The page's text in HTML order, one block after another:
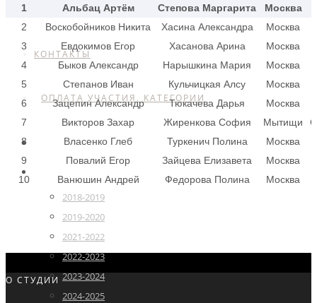
РАСПИСАНИЕ
КОНТАКТЫ
ОПЛАТА УЧАСТИЯ. КАТЕГОРИИ
ГЛАВНАЯ
2018-2019
2019-2020
2021-2022
2022-2023
2023-2024
2024-2025
1
Альбац Артём Степова Маргарита
Москва
2
Воскобойников Никита Хасина Александра
Москва
3
Евдокимов Егор Хасанова Арина
Москва
4
Быков Александр Нарышкина Мария
Москва
5
Степанов Иван Кульчицкая Алсу
Москва
6
Зацепин Александр Тюкачева Дарья
Москва
7
Викторов Захар Жиренкова София Мытищи
8
Власенко Глеб Туркенич Полина
Москва
9
Повалий Егор Зайцева Елизавета
Москва
10
Ванюшин Андрей Федорова Полина Москва
О СТУДИИ